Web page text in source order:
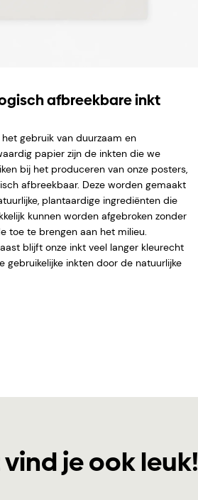
afbreekbare inkt
het gebruik van duurzaam en
papier zijn de inkten die we
bij het produceren van onze posters,
afbreekbaar. Deze worden gemaakt
plantaardige ingrediënten die
kunnen worden afgebroken zonder
toe te brengen aan het milieu.
blijft onze inkt veel langer kleurecht
gebruikelijke inkten door de natuurlijke
je ook leuk!